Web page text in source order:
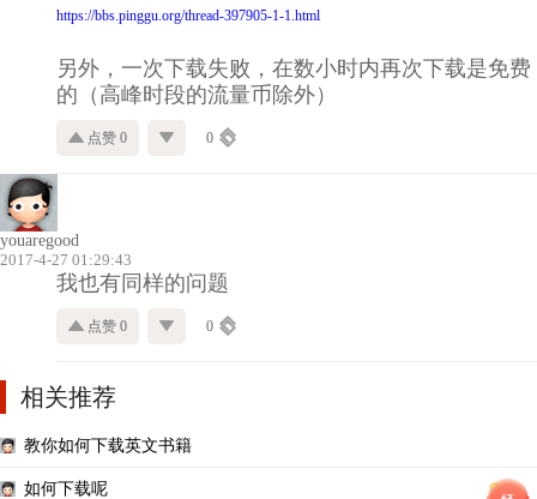
https://bbs.pinggu.org/thread-397905-1-1.html
另外，一次下载失败，在数小时内再次下载是免费
的（高峰时段的流量币除外）
点赞 0 0
youaregood
2017-4-27 01:29:43
我也有同样的问题
点赞 0 0
相关推荐
教你如何下载英文书籍
如何下载呢